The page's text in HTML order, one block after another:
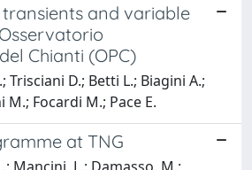
and variable
Chianti (OPC)
Trisciani D.; Betti L.; Biagini A.;
M.; Focardi M.; Pace E.
at TNG